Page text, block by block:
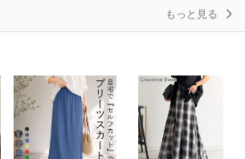
もっと見る